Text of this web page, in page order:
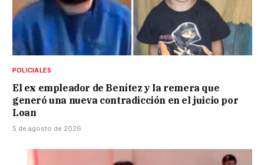
POLICIALES
El ex empleador de Benítez y la remera que
generó una nueva contradicción en el juicio por
Loan
5 de agosto de 2026